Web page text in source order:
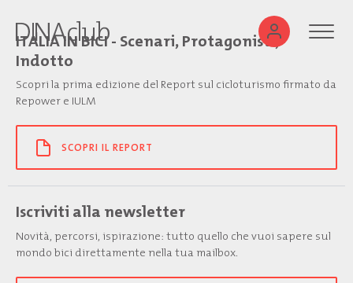
ITALIA IN BICI - Scenari, Protagonisti,
Indotto
Scopri la prima edizione del Report sul cicloturismo firmato da
Repower e IULM
SCOPRI IL REPORT
Iscriviti alla newsletter
Novità, percorsi, ispirazione: tutto quello che vuoi sapere sul
mondo bici direttamente nella tua mailbox.